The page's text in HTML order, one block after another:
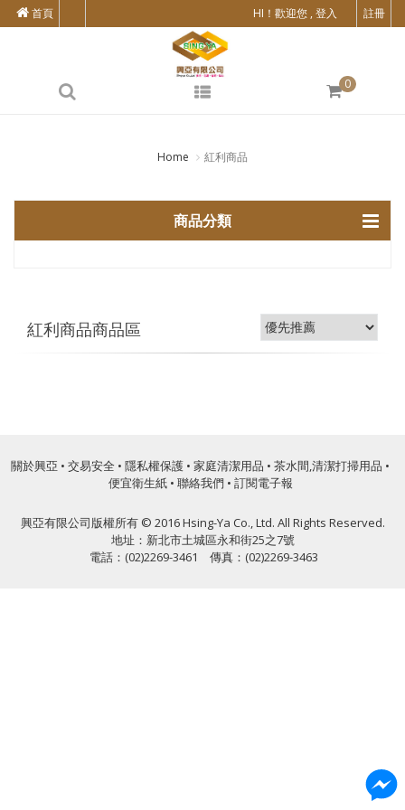
HI！歡迎您 , 登入 註冊
首頁
0
Home 紅利商品
商品分類
紅利商品商品區
關於興亞 • 交易安全 • 隱私權保護 • 家庭清潔用品 • 茶水間,清潔打掃用品 •
便宜衛生紙 • 聯絡我們 • 訂閱電子報
興亞有限公司版權所有 © 2016 Hsing-Ya Co., Ltd. All Rights Reserved.
地址：新北市土城區永和街25之7號
電話：(02)2269-3461 傳真：(02)2269-3463